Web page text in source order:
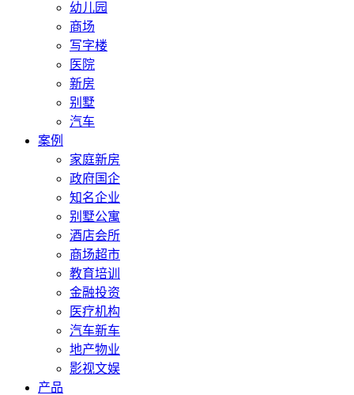
幼儿园
商场
写字楼
医院
新房
别墅
汽车
案例
家庭新房
政府国企
知名企业
别墅公寓
酒店会所
商场超市
教育培训
金融投资
医疗机构
汽车新车
地产物业
影视文娱
产品